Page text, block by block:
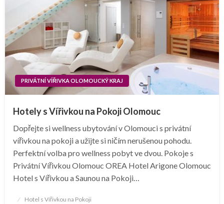
PRIVÁTNÍ VÍŘIVKA OLOMOUCKÝ KRAJ
Hotely s Vířivkou na Pokoji Olomouc
Dopřejte si wellness ubytování v Olomouci s privátní
vířivkou na pokoji a užijte si ničím nerušenou pohodu.
Perfektní volba pro wellness pobyt ve dvou. Pokoje s
Privátní Vířivkou Olomouc OREA Hotel Arigone Olomouc
Hotel s Vířivkou a Saunou na Pokoji…
PostedHotel s Vířivkou na Pokoji